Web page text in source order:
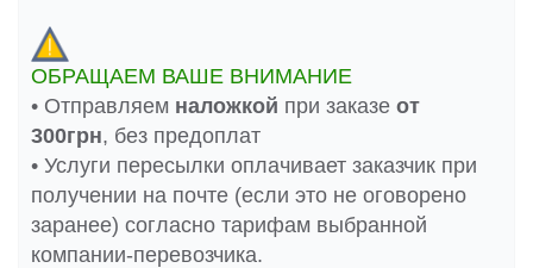
ОБРАЩАЕМ ВАШЕ ВНИМАНИЕ
• Отправляем наложкой при заказе от
300грн, без предоплат
• Услуги пересылки оплачивает заказчик при
получении на почте (если это не оговорено
заранее) согласно тарифам выбранной
компании-перевозчика.